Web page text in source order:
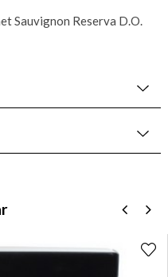
Sauvignon Reserva D.O.
›